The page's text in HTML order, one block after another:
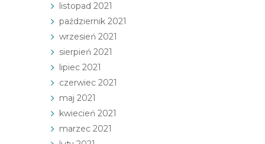
listopad 2021
październik 2021
wrzesień 2021
sierpień 2021
lipiec 2021
czerwiec 2021
maj 2021
kwiecień 2021
marzec 2021